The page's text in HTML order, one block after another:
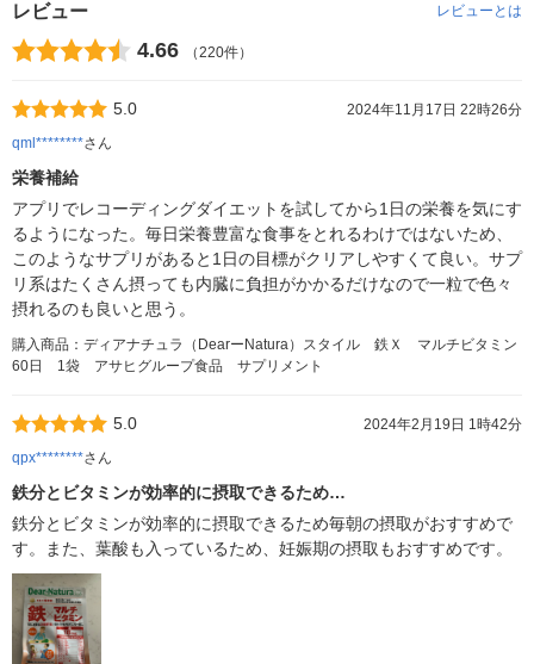
レビュー レビューとは
4.66 （220件）
5.0
2024年11月17日 22時26分
qml********さん
栄養補給
アプリでレコーディングダイエットを試してから1日の栄養を気にす
るようになった。毎日栄養豊富な食事をとれるわけではないため、
このようなサプリがあると1日の目標がクリアしやすくて良い。サプ
リ系はたくさん摂っても内臓に負担がかかるだけなので一粒で色々
摂れるのも良いと思う。
購入商品：ディアナチュラ（DearーNatura）スタイル 鉄Ｘ マルチビタミン
60日 1袋 アサヒグループ食品 サプリメント
5.0
2024年2月19日 1時42分
qpx********さん
鉄分とビタミンが効率的に摂取できるため…
鉄分とビタミンが効率的に摂取できるため毎朝の摂取がおすすめで
す。また、葉酸も入っているため、妊娠期の摂取もおすすめです。